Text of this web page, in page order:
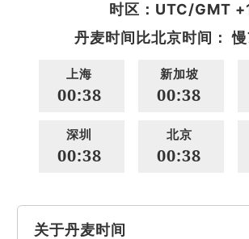
时区：UTC/GMT
丹麦时间比北京时间：
上海
00:38
新加坡
00:38
深圳
00:38
北京
00:38
关于丹麦时间